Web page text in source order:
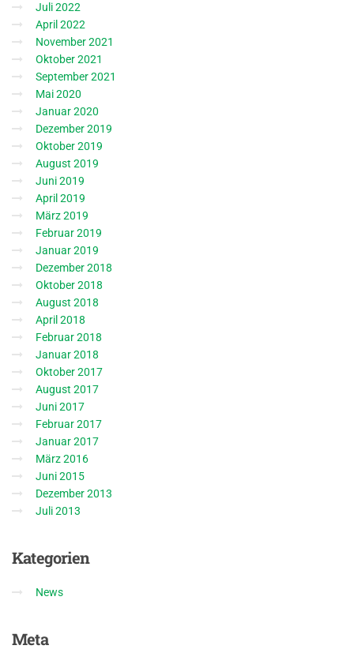
Juli 2022
April 2022
November 2021
Oktober 2021
September 2021
Mai 2020
Januar 2020
Dezember 2019
Oktober 2019
August 2019
Juni 2019
April 2019
März 2019
Februar 2019
Januar 2019
Dezember 2018
Oktober 2018
August 2018
April 2018
Februar 2018
Januar 2018
Oktober 2017
August 2017
Juni 2017
Februar 2017
Januar 2017
März 2016
Juni 2015
Dezember 2013
Juli 2013
Kategorien
News
Meta